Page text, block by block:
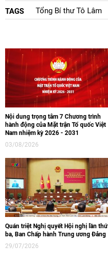
TAGS Tổng Bí thư Tô Lâm
Nội dung trọng tâm 7 Chương trình
hành động của Mặt trận Tổ quốc Việt
Nam nhiệm kỳ 2026 - 2031
03/08/2026
Quán triệt Nghị quyết Hội nghị lần thứ
ba, Ban Chấp hành Trung ương Đảng
29/07/2026